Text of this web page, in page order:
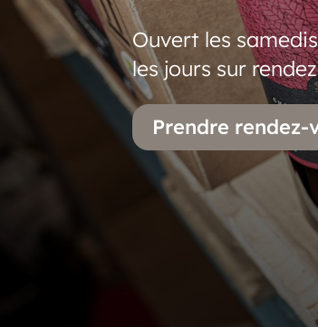
Ouvert les
les jours sur
Prendre rendez-